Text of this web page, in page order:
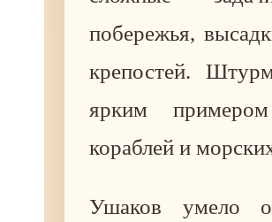
побережья,
крепостей.
ярким примером
кораблей и
Ушаков умело